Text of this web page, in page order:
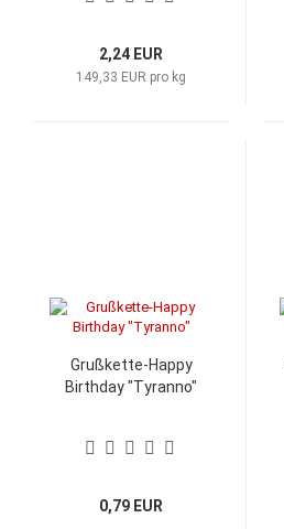
2,24 EUR
149,33 EUR pro kg
Grußkette-Happy
Birthday "Tyranno"
0,79 EUR